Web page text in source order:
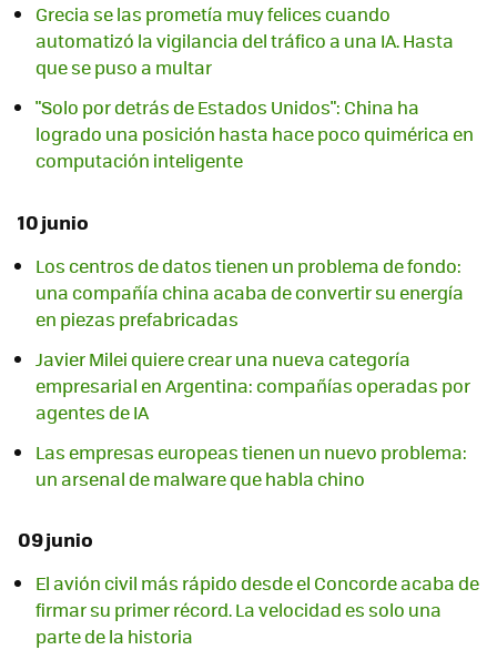
Grecia se las prometía muy felices cuando
automatizó la vigilancia del tráfico a una IA. Hasta
que se puso a multar
"Solo por detrás de Estados Unidos": China ha
logrado una posición hasta hace poco quimérica en
computación inteligente
10 junio
Los centros de datos tienen un problema de fondo:
una compañía china acaba de convertir su energía
en piezas prefabricadas
Javier Milei quiere crear una nueva categoría
empresarial en Argentina: compañías operadas por
agentes de IA
Las empresas europeas tienen un nuevo problema:
un arsenal de malware que habla chino
09 junio
El avión civil más rápido desde el Concorde acaba de
firmar su primer récord. La velocidad es solo una
parte de la historia